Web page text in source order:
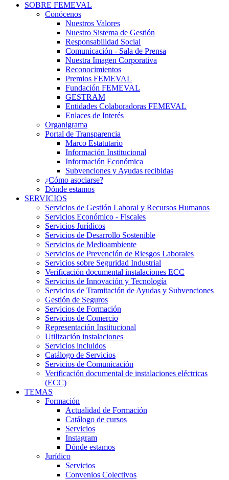
SOBRE FEMEVAL
Conócenos
Nuestros Valores
Nuestro Sistema de Gestión
Responsabilidad Social
Comunicación - Sala de Prensa
Nuestra Imagen Corporativa
Reconocimientos
Premios FEMEVAL
Fundación FEMEVAL
GESTRAM
Entidades Colaboradoras FEMEVAL
Enlaces de Interés
Organigrama
Portal de Transparencia
Marco Estatutario
Información Institucional
Información Económica
Subvenciones y Ayudas recibidas
¿Cómo asociarse?
Dónde estamos
SERVICIOS
Servicios de Gestión Laboral y Recursos Humanos
Servicios Económico - Fiscales
Servicios Jurídicos
Servicios de Desarrollo Sostenible
Servicios de Medioambiente
Servicios de Prevención de Riesgos Laborales
Servicios sobre Seguridad Industrial
Verificación documental instalaciones ECC
Servicios de Innovación y Tecnología
Servicios de Tramitación de Ayudas y Subvenciones
Gestión de Seguros
Servicios de Formación
Servicios de Comercio
Representación Institucional
Utilización instalaciones
Servicios incluidos
Catálogo de Servicios
Servicios de Comunicación
Verificación documental de instalaciones eléctricas
(ECC)
TEMAS
Formación
Actualidad de Formación
Catálogo de cursos
Servicios
Instagram
Dónde estamos
Jurídico
Servicios
Convenios Colectivos